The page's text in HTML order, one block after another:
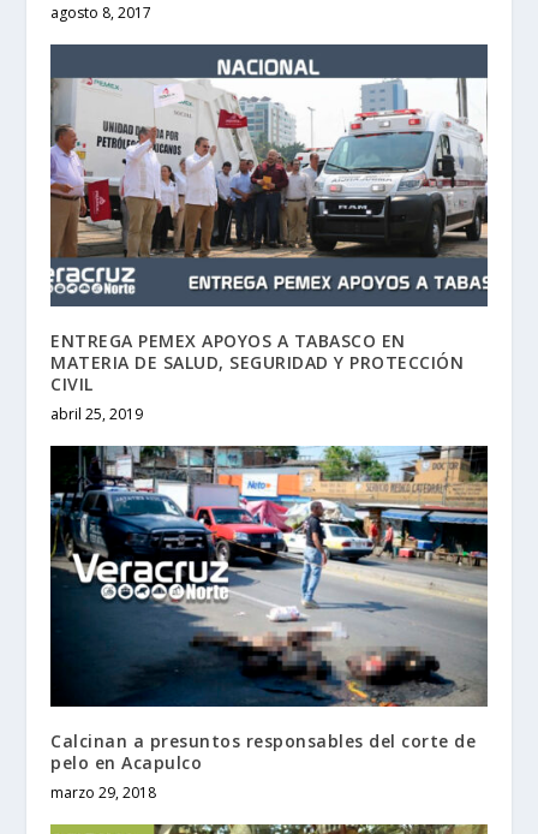
agosto 8, 2017
ENTREGA PEMEX APOYOS A TABASCO EN
MATERIA DE SALUD, SEGURIDAD Y PROTECCIÓN
CIVIL
abril 25, 2019
Calcinan a presuntos responsables del corte de
pelo en Acapulco
marzo 29, 2018